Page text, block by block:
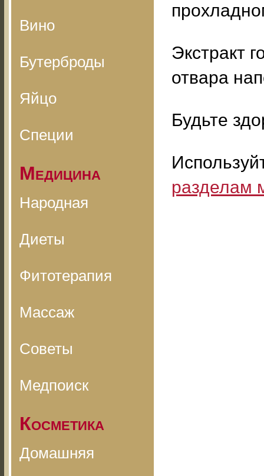
Вино
Бутерброды
Яйцо
Специи
Медицина
Народная
Диеты
Фитотерапия
Массаж
Советы
Медпоиск
Косметика
Домашняя
Экстракт
отвара
Будьте
разделам